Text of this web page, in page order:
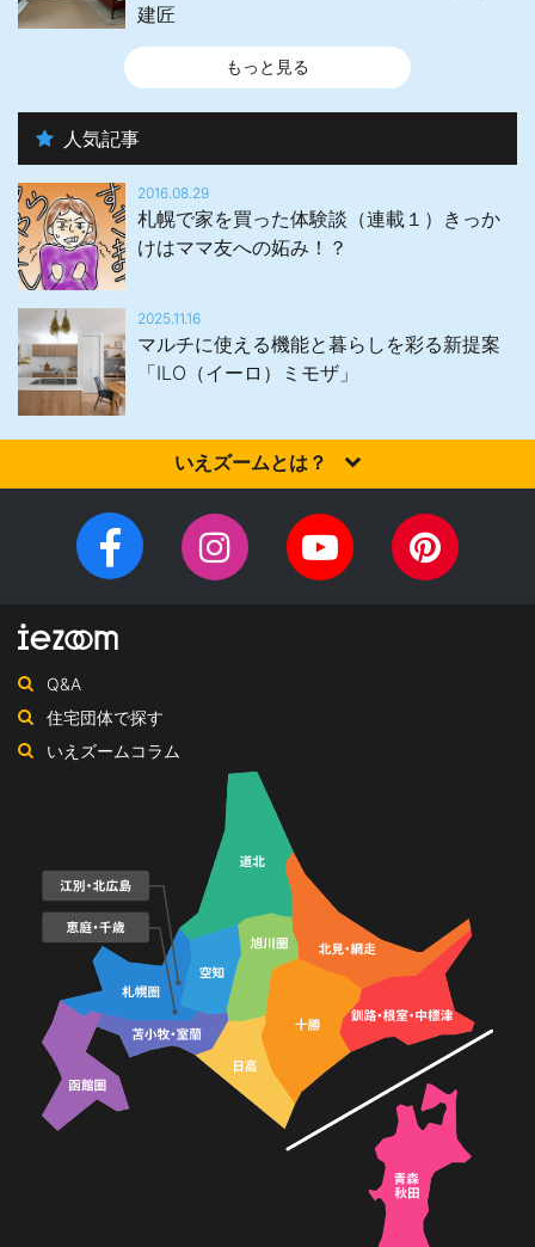
建匠
もっと見る
人気記事
2016.08.29
札幌で家を買った体験談（連載１）きっか
けはママ友への妬み！？
2025.11.16
マルチに使える機能と暮らしを彩る新提案
「ILO（イーロ）ミモザ」
いえズームとは？
住宅会社を選びませんか？iezoom（いえズーム）は（株）北海道
住宅新聞社が、日頃の住宅業界への取材を元に、優れたハウスメ
ーカー・工務店を紹介するサイトです。
Facebook
ー
ジ
InstagramYouTube
チ
Q&A
住宅団体で探す
いえズームコラム